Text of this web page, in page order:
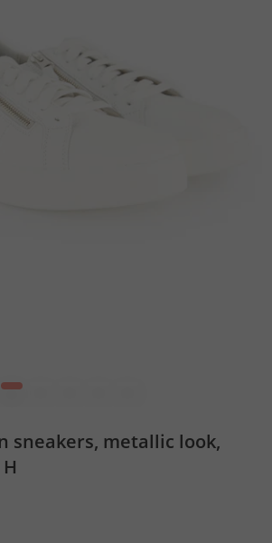
1
sneakers, metallic look,